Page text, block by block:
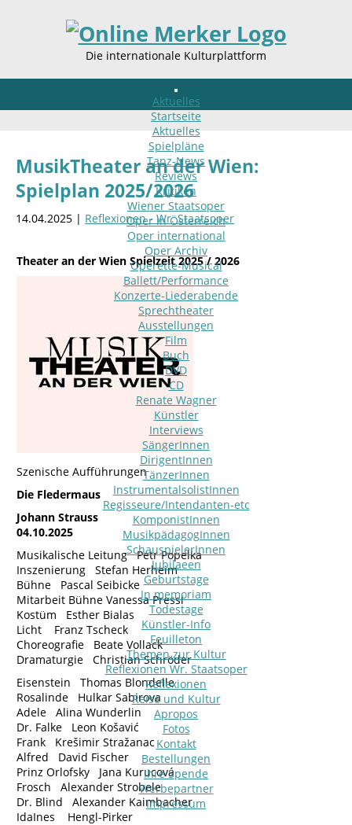
Die internationale Kulturplattform
Aktuelles
Startseite
Aktuelles
Spielpläne
Tanz-News
Reviews
Kritiken
Wiener Staatsoper
Oper in Österreich
Oper international
Oper Archiv
Operette-Musical
Ballett/Performance
Konzerte-Liederabende
Sprechtheater
Ausstellungen
Film
Buch
DVD
CD
Renate Wagner
Künstler
Interviews
SängerInnen
DirigentInnen
TänzerInnen
InstrumentalsolistInnen
Regisseure/Intendanten-etc
KomponistInnen
MusikpädagogInnen
SchauspielerInnen
Jubilaeen
Geburtstage
In memoriam
Todestage
Künstler-Info
Feuilleton
Themen zur Kultur
Reflexionen Wr. Staatsoper
Reflexionen
Reise und Kultur
Apropos
Fotos
Kontakt
Bestellungen
Ihre Spende
Werbepartner
Impressum
MusikTheater an der Wien:
Spielplan 2025/2026
14.04.2025 | Reflexionen - Wr. Staatsoper
Theater an der Wien Spielzeit 2025 / 2026
Szenische Aufführungen
Die Fledermaus
Johann Strauss
04.10.2025
Musikalische Leitung Petr Popelka
Inszenierung Stefan Herheim
Bühne Pascal Seibicke
Mitarbeit Bühne Vanessa Pressl
Kostüm Esther Bialas
Licht Franz Tscheck
Choreografie Beate Vollack
Dramaturgie Christian Schröder
Eisenstein Thomas Blondelle
Rosalinde Hulkar Sabirova
Adele Alina Wunderlin
Dr. Falke Leon Košavić
Frank Krešimir Stražanac
Alfred David Fischer
Prinz Orlofsky Jana Kurucová
Frosch Alexander Strobele
Dr. Blind Alexander Kaimbacher
IdaInes Hengl-Pirker